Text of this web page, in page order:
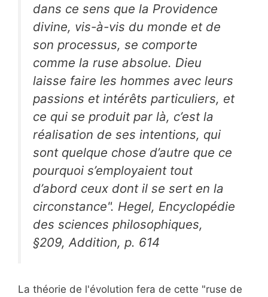
dans ce sens que la Providence
divine, vis-à-vis du monde et de
son processus, se comporte
comme la ruse absolue. Dieu
laisse faire les hommes avec leurs
passions et intérêts particuliers, et
ce qui se produit par là, c’est la
réalisation de ses intentions, qui
sont quelque chose d’autre que ce
pourquoi s’employaient tout
d’abord ceux dont il se sert en la
circonstance". Hegel, Encyclopédie
des sciences philosophiques,
§209, Addition, p. 614
La théorie de l'évolution fera de cette "ruse de